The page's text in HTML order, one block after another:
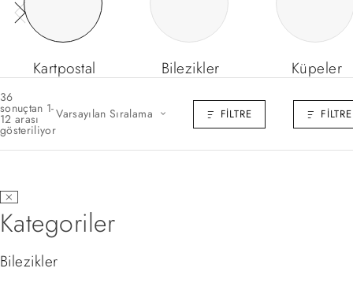
Kartpostal Bilezikler Küpeler
36
sonuçtan 1-
12 arası
gösteriliyor
Varsayılan Sıralama FILTRE FILTRE
Kategoriler
Bilezikler